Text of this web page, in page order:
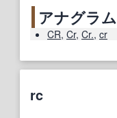
アナグラム
CR, Cr, Cr., cr
rc